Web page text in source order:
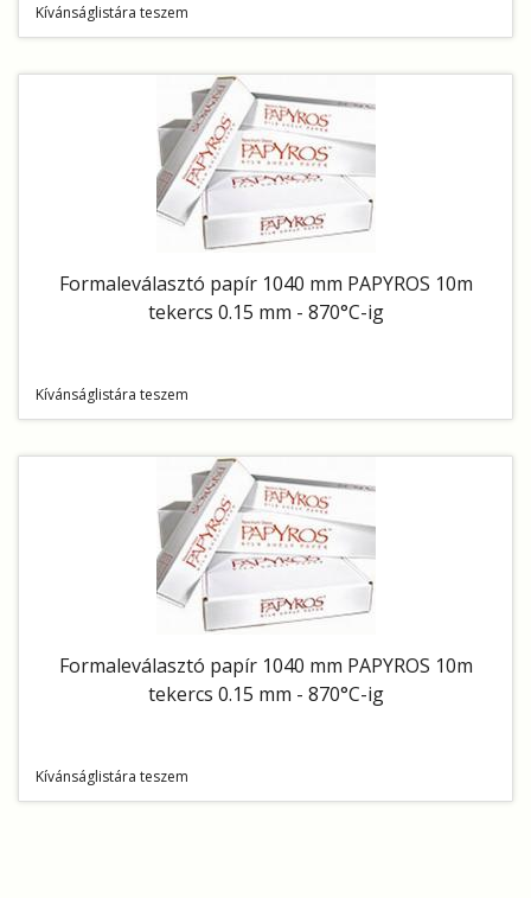
Kívánságlistára teszem
Formaleválasztó papír 1040 mm PAPYROS 10m
tekercs 0.15 mm - 870°C-ig
Kívánságlistára teszem
Formaleválasztó papír 1040 mm PAPYROS 10m
tekercs 0.15 mm - 870°C-ig
Kívánságlistára teszem